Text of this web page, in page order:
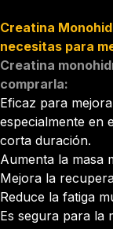
Creatina
necesitas para
Creatina
comprarla:
Eficaz para
especialmente en
corta duración.
Aumenta la masa
Mejora la
Reduce la fatiga
Es segura para la